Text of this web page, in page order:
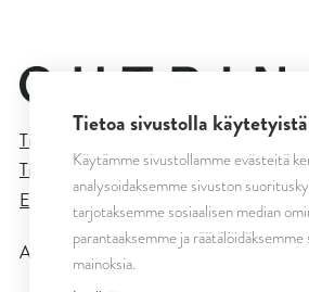
Tietosuojaseloste
Tilaus- ja toimitusehdot
Evästeasetukset
All rights reserved © CUTRIN
Tietoa sivustolla
Käytämme sivustollamme evästeitä
analysoidaksemme sivuston
tarjotaksemme sosiaalisen median
parantaaksemme ja räätälöidäksemme
mainoksia.